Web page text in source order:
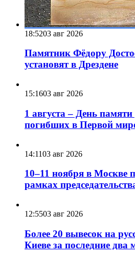
18:5203 авг 2026
Памятник Фёдору
установят в Дрездене
15:1603 авг 2026
1 августа – День
погибших в Первой
14:1103 авг 2026
10–11 ноября в Москве
рамках
12:5503 авг 2026
Более 20 вывесок на
Киеве за последние два